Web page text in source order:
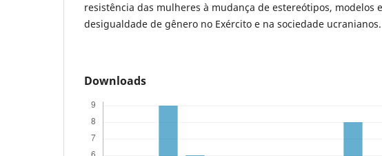
resistência das mulheres à mudança de estereótipos, modelos e
desigualdade de gênero no Exército e na sociedade ucranianos.
Downloads